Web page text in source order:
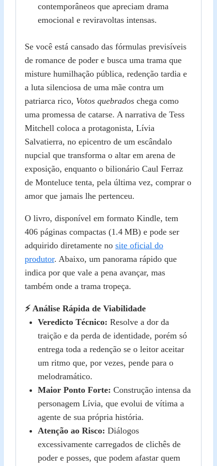
contemporâneos que apreciam drama
emocional e reviravoltas intensas.
Se você está cansado das fórmulas previsíveis
de romance de poder e busca uma trama que
misture humilhação pública, redenção tardia e
a luta silenciosa de uma mãe contra um
patriarca rico, Votos quebrados chega como
uma promessa de catarse. A narrativa de Tess
Mitchell coloca a protagonista, Lívia
Salvatierra, no epicentro de um escândalo
nupcial que transforma o altar em arena de
exposição, enquanto o bilionário Caul Ferraz
de Monteluce tenta, pela última vez, comprar o
amor que jamais lhe pertenceu.
O livro, disponível em formato Kindle, tem
406 páginas compactas (1.4 MB) e pode ser
adquirido diretamente no site oficial do
produtor. Abaixo, um panorama rápido que
indica por que vale a pena avançar, mas
também onde a trama tropeça.
⚡ Análise Rápida de Viabilidade
Veredicto Técnico: Resolve a dor da
traição e da perda de identidade, porém só
entrega toda a redenção se o leitor aceitar
um ritmo que, por vezes, pende para o
melodramático.
Maior Ponto Forte: Construção intensa da
personagem Lívia, que evolui de vítima a
agente de sua própria história.
Atenção ao Risco: Diálogos
excessivamente carregados de clichês de
poder e posses, que podem afastar quem